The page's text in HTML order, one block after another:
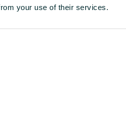
your use of their services.